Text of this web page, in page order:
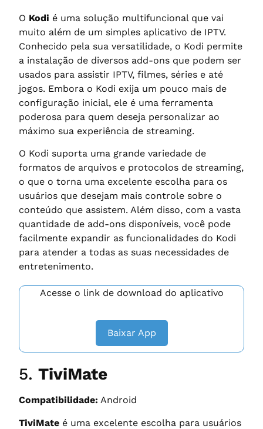
O Kodi é uma solução multifuncional que vai
muito além de um simples aplicativo de IPTV.
Conhecido pela sua versatilidade, o Kodi permite
a instalação de diversos add-ons que podem ser
usados para assistir IPTV, filmes, séries e até
jogos. Embora o Kodi exija um pouco mais de
configuração inicial, ele é uma ferramenta
poderosa para quem deseja personalizar ao
máximo sua experiência de streaming.
O Kodi suporta uma grande variedade de
formatos de arquivos e protocolos de streaming,
o que o torna uma excelente escolha para os
usuários que desejam mais controle sobre o
conteúdo que assistem. Além disso, com a vasta
quantidade de add-ons disponíveis, você pode
facilmente expandir as funcionalidades do Kodi
para atender a todas as suas necessidades de
entretenimento.
Acesse o link de download do aplicativo
Baixar App
5. TiviMate
Compatibilidade: Android
TiviMate é uma excelente escolha para usuários